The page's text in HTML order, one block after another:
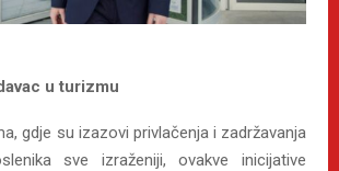
u turizmu
gdje su izazovi privlačenja i zadržavanja
sve izraženiji, ovakve inicijative